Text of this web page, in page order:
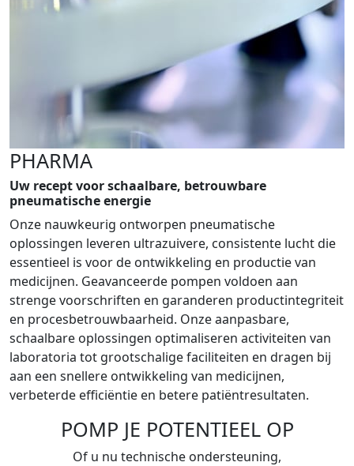
PHARMA
Uw recept voor schaalbare, betrouwbare
pneumatische energie
Onze nauwkeurig ontworpen pneumatische
oplossingen leveren ultrazuivere, consistente lucht die
essentieel is voor de ontwikkeling en productie van
medicijnen. Geavanceerde pompen voldoen aan
strenge voorschriften en garanderen productintegriteit
en procesbetrouwbaarheid. Onze aanpasbare,
schaalbare oplossingen optimaliseren activiteiten van
laboratoria tot grootschalige faciliteiten en dragen bij
aan een snellere ontwikkeling van medicijnen,
verbeterde efficiëntie en betere patiëntresultaten.
POMP JE POTENTIEEL OP
Of u nu technische ondersteuning,